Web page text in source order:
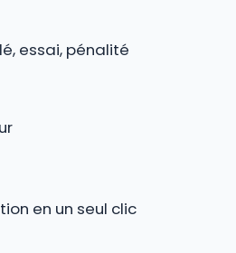
essai, pénalité
en un seul clic